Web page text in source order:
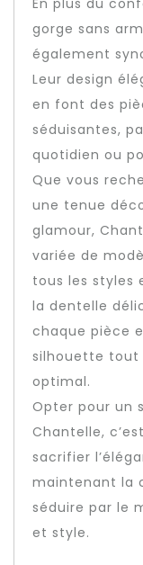
En plus du
gorge sans
également
Leur design
en font des
séduisantes,
quotidien ou
Que vous
une tenue
glamour,
variée de
tous les styles
la dentelle
chaque pièce
silhouette tout
optimal.
Opter pour un
Chantelle,
sacrifier
maintenant la
séduire par le
et style.